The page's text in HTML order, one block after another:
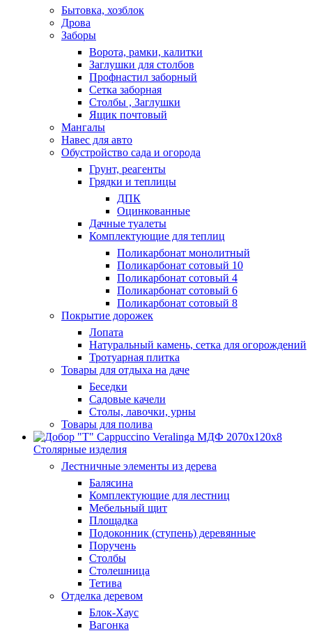
Бытовка, хозблок
Дрова
Заборы
Ворота, рамки, калитки
Заглушки для столбов
Профнастил заборный
Сетка заборная
Столбы , Заглушки
Ящик почтовый
Мангалы
Навес для авто
Обустройство сада и огорода
Грунт, реагенты
Грядки и теплицы
ДПК
Оцинкованные
Дачные туалеты
Комплектующие для теплиц
Поликарбонат монолитный
Поликарбонат сотовый 10
Поликарбонат сотовый 4
Поликарбонат сотовый 6
Поликарбонат сотовый 8
Покрытие дорожек
Лопата
Натуральный камень, сетка для огорождений
Тротуарная плитка
Товары для отдыха на даче
Беседки
Садовые качели
Столы, лавочки, урны
Товары для полива
Столярные изделия
Лестничные элементы из дерева
Балясина
Комплектующие для лестниц
Мебельный щит
Площадка
Подоконник (ступень) деревянные
Поручень
Столбы
Столешница
Тетива
Отделка деревом
Блок-Хаус
Вагонка